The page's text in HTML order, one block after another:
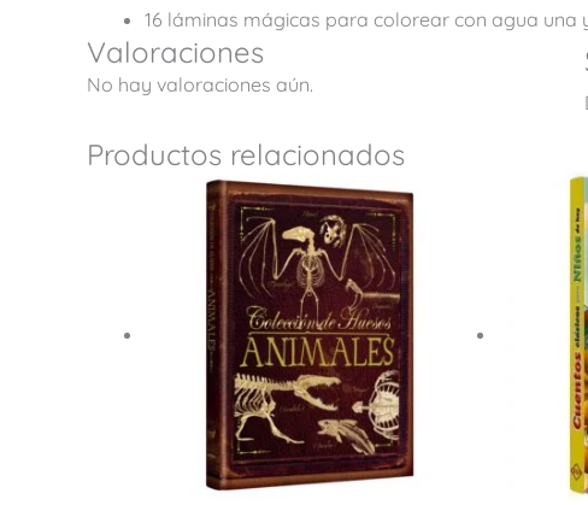
16 láminas mágicas para colorear con agua una
Valoraciones
No hay valoraciones aún.
Productos relacionados